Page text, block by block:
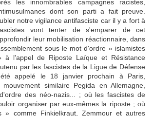
les innombrables campagnes racistes,
dont son parti a fait preuve.
notre vigilance antifasciste car il y a fort à
vont tenter de s'emparer de cet
leur mobilisation réactionnaire, dans
sous le mot d'ordre « islamistes
à l'appel de Riposte Laïque et Résistance
par les fascistes de la Ligue de Défense
appelé le 18 janvier prochain à Paris,
similaire Pegida en Allemagne,
des néo-nazis... ; où les fascistes de
organiser par eux-mêmes la riposte ; où
» comme Finkielkraut, Zemmour et autres